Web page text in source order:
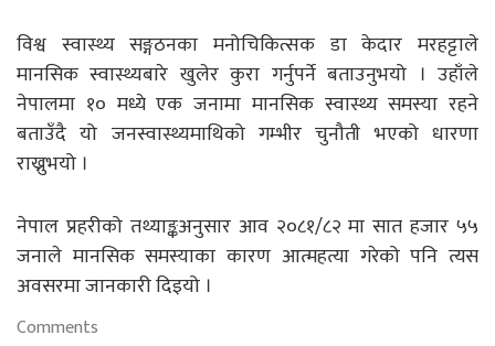
विश्व स्वास्थ्य सङ्गठनका मनोचिकित्सक डा केदार मरहट्टाले
मानसिक स्वास्थ्यबारे खुलेर कुरा गर्नुपर्ने बताउनुभयो । उहाँले
नेपालमा १० मध्ये एक जनामा मानसिक स्वास्थ्य समस्या रहने
बताउँदै यो जनस्वास्थ्यमाथिको गम्भीर चुनौती भएको धारणा
राख्नुभयो ।
नेपाल प्रहरीको तथ्याङ्कअनुसार आव २०८१/८२ मा सात हजार ५५
जनाले मानसिक समस्याका कारण आत्महत्या गरेको पनि त्यस
अवसरमा जानकारी दिइयो ।
Comments